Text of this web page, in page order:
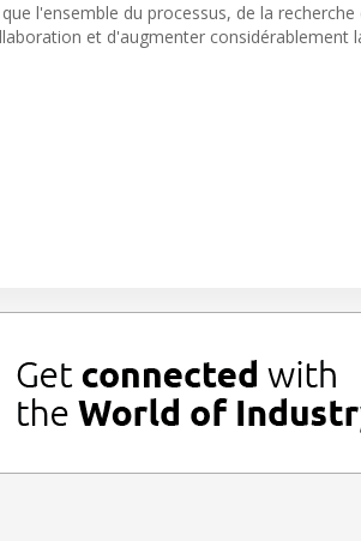
l'ensemble du processus, de la
et d'augmenter considérablement